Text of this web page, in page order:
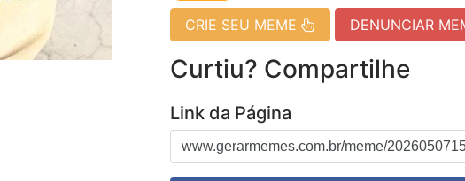
CRIE SEU MEME DENUNCIAR
Curtiu? Compartilhe
Link da Página